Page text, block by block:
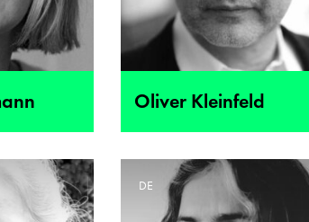
Oliver Kleinfeld
DE